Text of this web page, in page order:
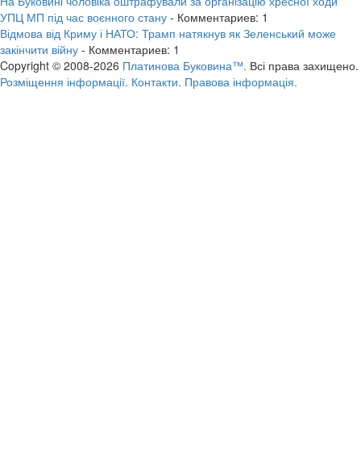
УПЦ МП під час воєнного стану - Комментариев: 1
Відмова від Криму і НАТО: Трамп натякнув як Зеленський може
закінчити війну - Комментариев: 1
Copyright © 2008-2026 Платинова Буковина™. Всі права захищено.
Розміщення інформації. Контакти. Правова інформація.